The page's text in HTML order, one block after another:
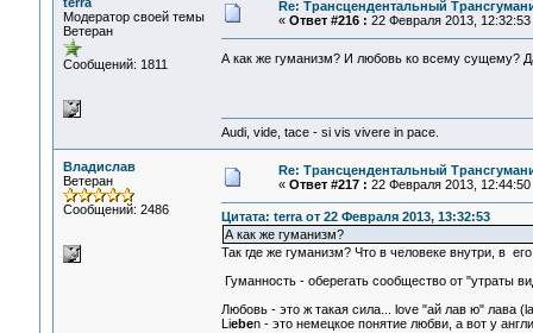
Модератор своей темы
Ветеран
Сообщений: 1811
Re: Трансцендентальный
« Ответ #216 : 22 Февраля 2013, 12:32:53
А как же гуманизм? И любовь ко всему сущему?
Audi, vide, tace - si vis vivere in pace.
Владислав
Ветеран
Сообщений: 2486
Re: Трансцендентальный
« Ответ #217 : 22 Февраля 2013, 12:44:50
Цитата: terra от 22 Февраля 2013, 13:32:53
А как же гуманизм?
Так где же гуманизм? Что в человеке внутри, в
Гуманность - оберегать сообщество от "утраты
Любовь - это ж такая сила... love "ай лав ю" лава
Lieben - это немецкое понятие любви, а вот у